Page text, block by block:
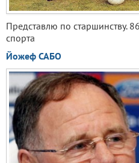
Представлю по старшинству.
спорта
Йожеф САБО